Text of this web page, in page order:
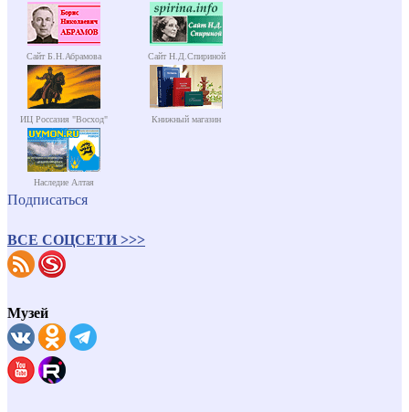
Сайт Б.Н.Абрамова Сайт Н.Д.Спириной
ИЦ Россазия "Восход" Книжный магазин
Наследие Алтая
Подписаться
ВСЕ СОЦСЕТИ >>>
Музей